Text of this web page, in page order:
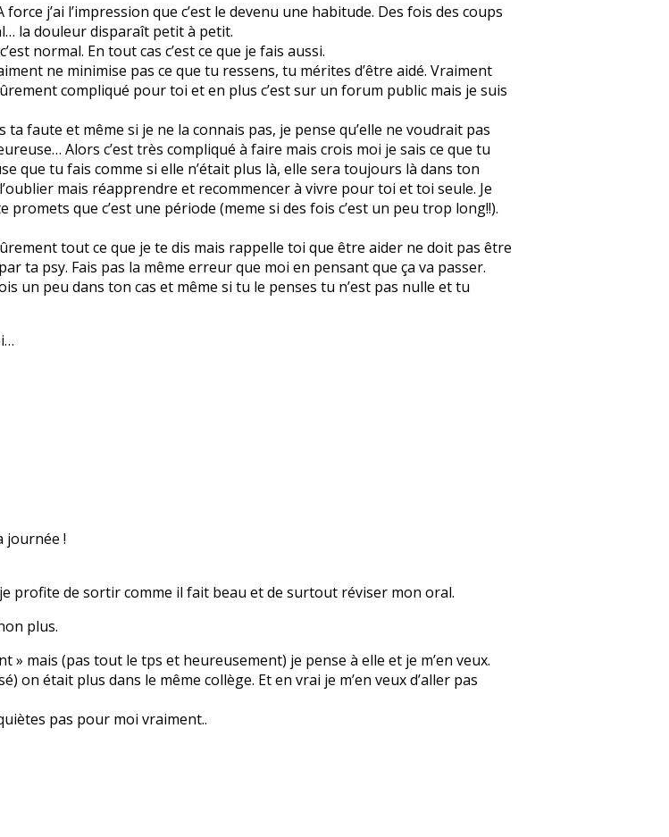
j’ai l’impression que c’est le devenu une habitude. Des fois des coups
la douleur disparaît petit à petit.
normal. En tout cas c’est ce que je fais aussi.
ne minimise pas ce que tu ressens, tu mérites d’être aidé. Vraiment
compliqué pour toi et en plus c’est sur un forum public mais je suis
ta faute et même si je ne la connais pas, je pense qu’elle ne voudrait pas
Alors c’est très compliqué à faire mais crois moi je sais ce que tu
que tu fais comme si elle n’était plus là, elle sera toujours là dans ton
mais réapprendre et recommencer à vivre pour toi et toi seule. Je
que c’est une période (meme si des fois c’est un peu trop long!!).
tout ce que je te dis mais rappelle toi que être aider ne doit pas être
ta psy. Fais pas la même erreur que moi en pensant que ça va passer.
un peu dans ton cas et même si tu le penses tu n’est pas nulle et tu
journée !
profite de sortir comme il fait beau et de surtout réviser mon oral.
plus.
» mais (pas tout le tps et heureusement) je pense à elle et je m’en veux.
on était plus dans le même collège. Et en vrai je m’en veux d’aller pas
pas pour moi vraiment..